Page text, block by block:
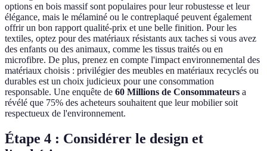
options en bois massif sont populaires pour leur robustesse et leur
élégance, mais le mélaminé ou le contreplaqué peuvent également
offrir un bon rapport qualité-prix et une belle finition. Pour les
textiles, optez pour des matériaux résistants aux taches si vous avez
des enfants ou des animaux, comme les tissus traités ou en
microfibre. De plus, prenez en compte l'impact environnemental des
matériaux choisis : privilégier des meubles en matériaux recyclés ou
durables est un choix judicieux pour une consommation
responsable. Une enquête de 60 Millions de Consommateurs a
révélé que 75% des acheteurs souhaitent que leur mobilier soit
respectueux de l'environnement.
Étape 4 : Considérer le design et